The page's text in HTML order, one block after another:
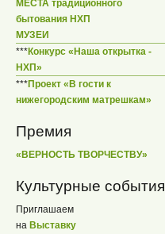
МЕСТА традиционного
бытования НХП
МУЗЕИ
***Конкурс «Наша открытка -
НХП»
***Проект «В гости к
нижегородским матрешкам»
Премия
«ВЕРНОСТЬ ТВОРЧЕСТВУ»
Культурные события
Приглашаем
на Выставку